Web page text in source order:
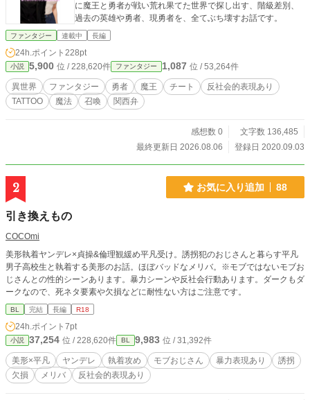
に魔王と勇者が戦い荒れ果てた世界で探し出す、階級差別、
過去の英雄や勇者、現勇者を、全てぶち壊すお話です。
ファンタジー 連載中 長編
24h.ポイント 228pt
小説 5,900 位 / 228,620件 ファンタジー 1,087 位 / 53,264件
異世界 ファンタジー 勇者 魔王 チート
反社会的表現あり
TATTOO
魔法 召喚 関西弁
感想数 0
文字数 136,485
最終更新日 2026.08.06
登録日 2020.09.03
2 お気に入り追加 88
引き換えもの
COCOmi
美形執着ヤンデレ×貞操&倫理観緩め平凡受け。誘拐犯のおじさんと暮らす平凡
男子高校生と執着する美形のお話。ほぼバッドなメリバ。※モブではないモブお
じさんとの性的シーンあります。暴力シーンや反社会行動あります。ダークもダ
ークなので、死ネタ要素や欠損などに耐性ない方はご注意です。
BL 完結 長編 R18
24h.ポイント 7pt
小説 37,254 位 / 228,620件 BL 9,983 位 / 31,392件
美形×平凡 ヤンデレ 執着攻め モブおじさん 暴力表現あり
誘拐
欠損
メリバ 反社会的表現あり